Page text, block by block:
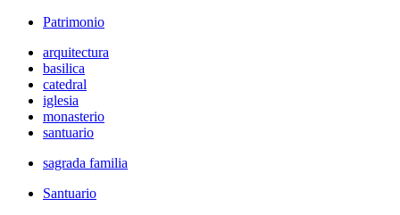
Patrimonio
arquitectura
basilica
catedral
iglesia
monasterio
santuario
sagrada familia
Santuario